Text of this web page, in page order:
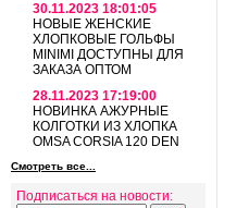
30.11.2023 18:01:05
НОВЫЕ ЖЕНСКИЕ
ХЛОПКОВЫЕ ГОЛЬФЫ
MINIMI ДОСТУПНЫ ДЛЯ
ЗАКАЗА ОПТОМ
28.11.2023 17:19:00
НОВИНКА АЖУРНЫЕ
КОЛГОТКИ ИЗ ХЛОПКА
OMSA CORSIA 120 DEN
Смотреть все...
Подписаться на новости: